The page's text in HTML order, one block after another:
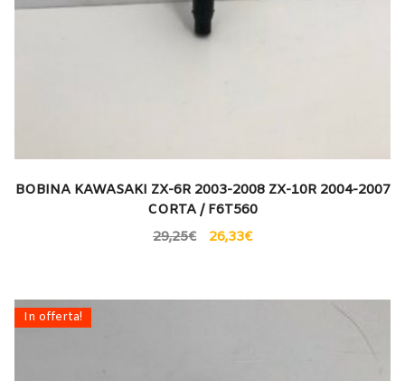
BOBINA KAWASAKI ZX-6R 2003-2008 ZX-10R 2004-2007
CORTA / F6T560
29,25€ 26,33€
In offerta!